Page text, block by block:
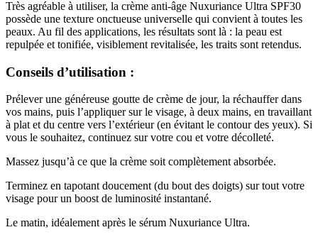
Très agréable à utiliser, la crème anti-âge Nuxuriance Ultra SPF30
possède une texture onctueuse universelle qui convient à toutes les
peaux. Au fil des applications, les résultats sont là : la peau est
repulpée et tonifiée, visiblement revitalisée, les traits sont retendus.
Conseils d’utilisation :
Prélever une généreuse goutte de crème de jour, la réchauffer dans
vos mains, puis l’appliquer sur le visage, à deux mains, en travaillant
à plat et du centre vers l’extérieur (en évitant le contour des yeux). Si
vous le souhaitez, continuez sur votre cou et votre décolleté.
Massez jusqu’à ce que la crème soit complètement absorbée.
Terminez en tapotant doucement (du bout des doigts) sur tout votre
visage pour un boost de luminosité instantané.
Le matin, idéalement après le sérum Nuxuriance Ultra.